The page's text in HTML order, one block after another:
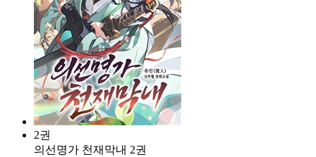
2권
의선명가 천재막내 2권